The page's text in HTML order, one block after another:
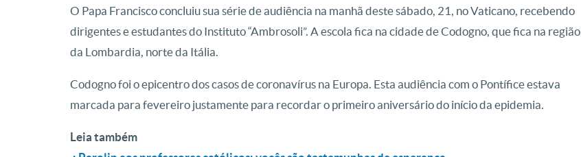
O Papa Francisco concluiu sua série de audiência na manhã deste sábado, 21, no Vaticano, recebendo
dirigentes e estudantes do Instituto “Ambrosoli”. A escola fica na cidade de Codogno, que fica na região
da Lombardia, norte da Itália.
Codogno foi o epicentro dos casos de coronavírus na Europa. Esta audiência com o Pontífice estava
marcada para fevereiro justamente para recordar o primeiro aniversário do início da epidemia.
Leia também